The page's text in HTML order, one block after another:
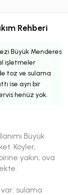
Rehberi
Büyük Menderes
işletmeler
toz ve sulama
ise ayrı bir
henüz yok.
Büyük
Köyler,
yakın; ova
var: sulama